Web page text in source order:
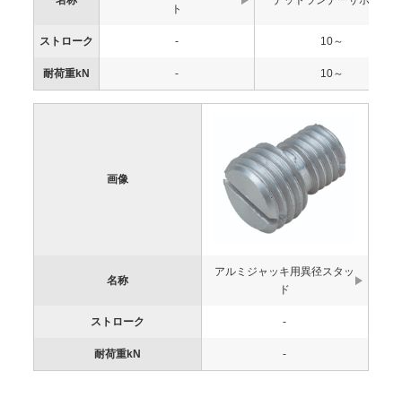
ト
ストローク - 10～
耐荷重kN - 10～
画像
名称
アルミジャッキ用異径スタッ
ド
ストローク -
耐荷重kN -